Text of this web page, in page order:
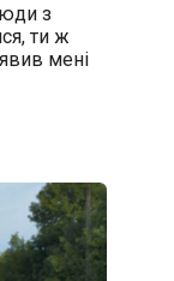
з
ти ж
мені